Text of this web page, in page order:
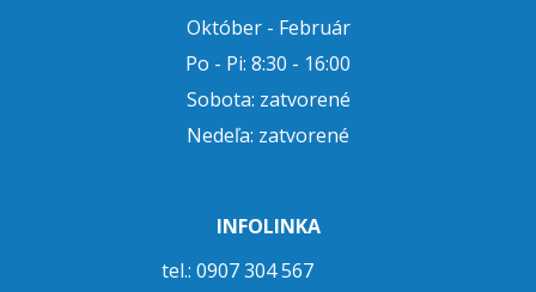
Október - Február
Po - Pi: 8:30 - 16:00
Sobota: zatvorené
Nedeľa: zatvorené
INFOLINKA
tel.: 0907 304 567